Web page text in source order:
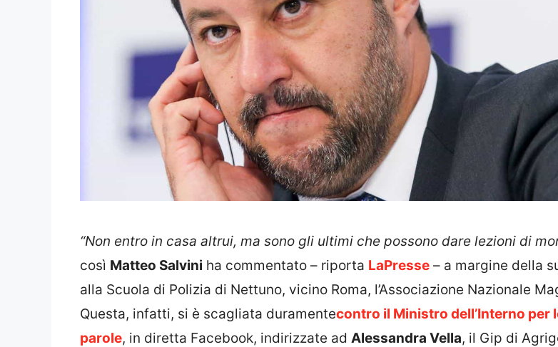
“Non entro in casa altrui, ma sono gli ultimi che possono dare lezioni di
così Matteo Salvini ha commentato – riporta LaPresse – a margine della
alla Scuola di Polizia di Nettuno, vicino Roma, l’Associazione Nazionale
Questa, infatti, si è scagliata duramentecontro il Ministro dell’Interno per
parole, in diretta Facebook, indirizzate ad Alessandra Vella, il Gip di